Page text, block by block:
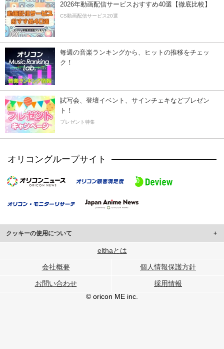
2026年動画配信サービスおすすめ40選【徹底比較】
CS動画配信サービス20選
毎週の音楽ランキングから、ヒットの推移をチェッ
ク！
試写会、登壇イベント、サインチェキなどプレゼン
ト！
プレゼント特集
オリコングループサイト
クッキーの使用について
このサイトでは Cookie を使用して、ユーザーに合わせたコンテンツや広告の
行っています。
メディアや広告配信、データ解析の各パートナーに提供しています。
各パートナーは、この情報とユーザーが各パートナーに提供した他の情報や、
ユーザーが各パートナーのサービスを使用したときに収集した他の情報を組み
elthaとは
会社概要 個人情報保護方針
お問い合わせ
採用情報
© oricon ME inc.